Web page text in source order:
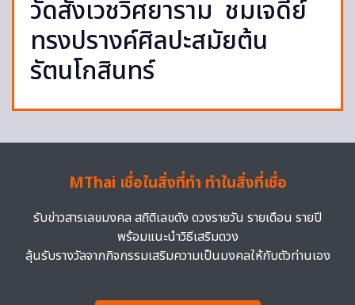
วัดสังเวชวิศยาราม ชมเจดีย์
ทรงปรางค์ศิลปะสมัยต้น
รัตนโกสินทร์
MThai เชื่อในสิ่งที่ทำ ทำในสิ่งที่เชื่อ
รับข่าวสารเลขมงคล สถิติเลขดัง ดวงรายวัน รายเดือน รายปี
พร้อมแนะนำวิธีเสริมดวง
ลุ้นรับรางวัลจากกิจกรรมเสริมความเป็นมงคลให้กับตัวท่านเอง